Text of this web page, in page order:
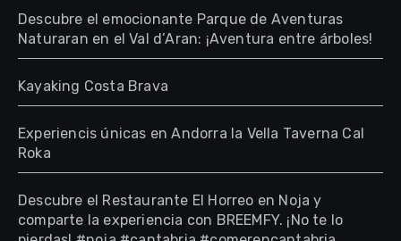
Descubre el emocionante Parque de Aventuras
Naturaran en el Val d’Aran: ¡Aventura entre árboles!
Kayaking Costa Brava
Experiencis únicas en Andorra la Vella Taverna Cal
Roka
Descubre el Restaurante El Horreo en Noja y
comparte la experiencia con BREEMFY. ¡No te lo